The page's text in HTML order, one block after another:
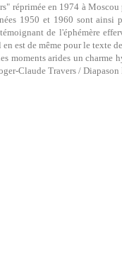
réprimée en 1974 à
1950 et 1960 sont ainsi
de l'éphémère
est de même pour le texte
moments arides un
Claude Travers /